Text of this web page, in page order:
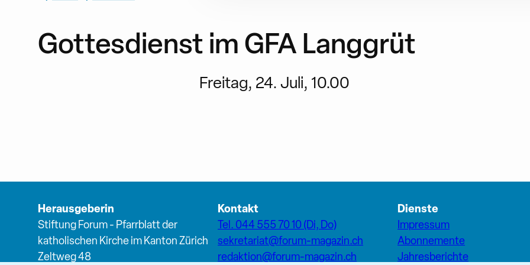
Gottesdienst im GFA Langgrüt
Freitag, 24. Juli, 10.00
Herausgeberin
Stiftung Forum - Pfarrblatt der
katholischen Kirche im Kanton Zürich
Zeltweg 48
Kontakt
Tel. 044 555 70 10 (Di, Do)
sekretariat@forum-magazin.ch
redaktion@forum-magazin.ch
Dienste
Impressum
Abonnemente
Jahresberichte